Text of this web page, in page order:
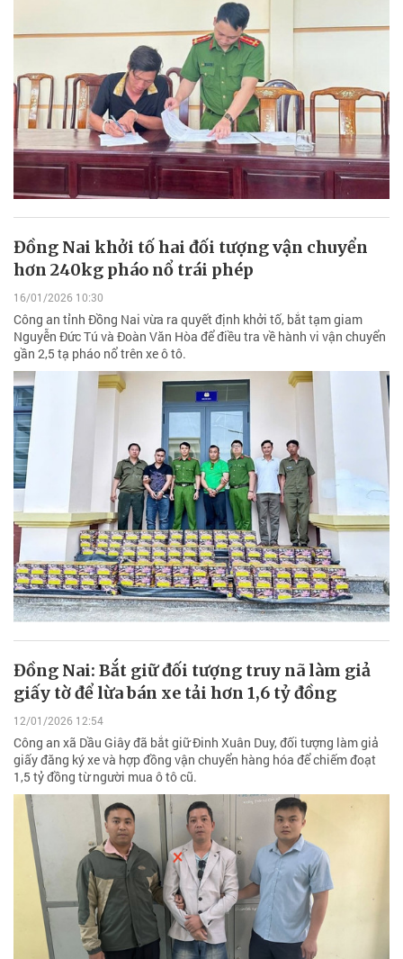
Đồng Nai khởi tố hai đối tượng vận chuyển
hơn 240kg pháo nổ trái phép
16/01/2026 10:30
Công an tỉnh Đồng Nai vừa ra quyết định khởi tố, bắt tạm giam
Nguyễn Đức Tú và Đoàn Văn Hòa để điều tra về hành vi vận chuyển
gần 2,5 tạ pháo nổ trên xe ô tô.
Đồng Nai: Bắt giữ đối tượng truy nã làm giả
giấy tờ để lừa bán xe tải hơn 1,6 tỷ đồng
12/01/2026 12:54
Công an xã Dầu Giây đã bắt giữ Đinh Xuân Duy, đối tượng làm giả
giấy đăng ký xe và hợp đồng vận chuyển hàng hóa để chiếm đoạt
1,5 tỷ đồng từ người mua ô tô cũ.